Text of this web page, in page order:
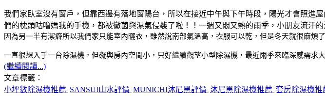
我們家臥室沒有窗戶，但靠西邊有落地窗陽台，所以在接近中午與下午時段，陽光才會照進
們的枕頭咕嚕媽我的手機，都被黴菌與濕氣侵襲了啦！！一週又悶又熱的雨季，小朋友流
因為另一半有潔癖所以我們家只能室內曬衣，雖然說南部氣溫高，衣服可以乾，但是冬天就很麻煩
一直很想入手一台除濕機，但礙與房內空間小，只好繼續觀望小型除濕機，最近雨季來臨深感需求
(繼續閱讀...)
文章標籤：
小坪數除濕機推薦 SANSUI山水評價 MUNICHI沐尼黑評價 沐尼黑除濕機推薦 套房除濕機推